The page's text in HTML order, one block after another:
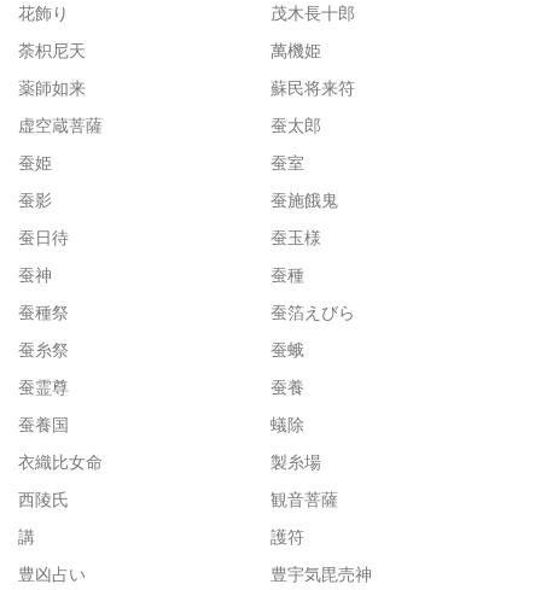
花飾り
茂木長十郎
荼枳尼天
萬機姫
薬師如来
蘇民将来符
虚空蔵菩薩
蚕太郎
蚕姫
蚕室
蚕影
蚕施餓鬼
蚕日待
蚕玉様
蚕神
蚕種
蚕種祭
蚕箔えびら
蚕糸祭
蚕蛾
蚕霊尊
蚕養
蚕養国
蟻除
衣織比女命
製糸場
西陵氏
観音菩薩
講
護符
豊凶占い
豊宇気毘売神